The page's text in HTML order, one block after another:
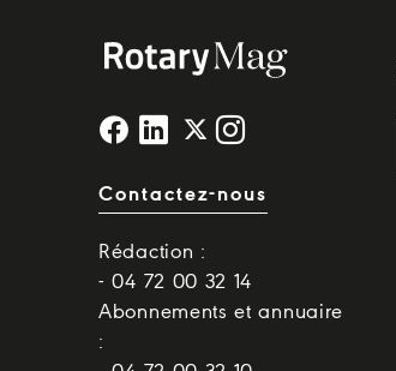
Contactez-nous
Rédaction :
- 04 72 00 32 14
Abonnements et annuaire
: